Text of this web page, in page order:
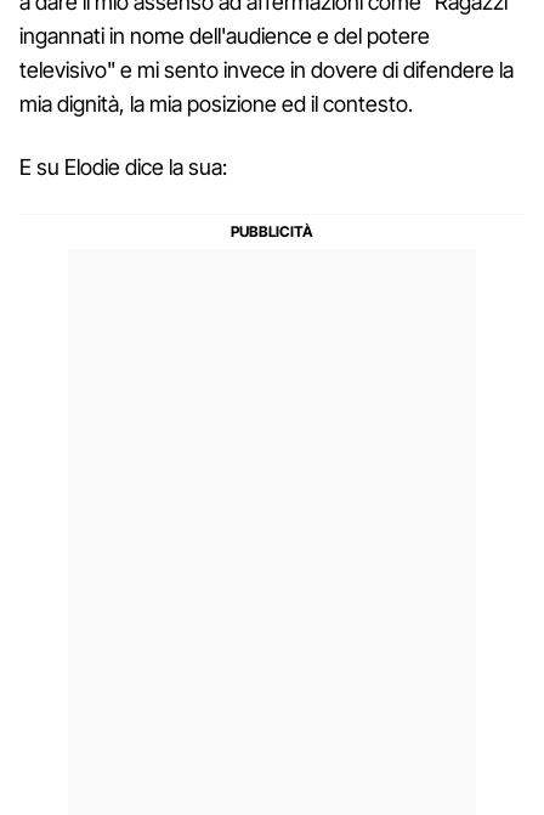
ingannati in nome dell'audience e del potere
televisivo" e mi sento invece in dovere di difendere la
mia dignità, la mia posizione ed il contesto.
E su Elodie dice la sua: